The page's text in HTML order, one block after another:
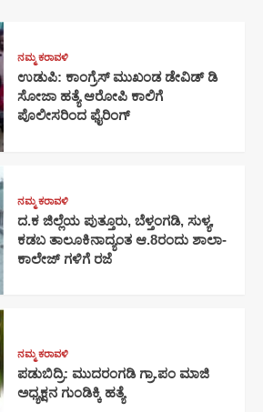
ನಮ್ಮ ಕರಾವಳಿ
ಉಡುಪಿ: ಕಾಂಗ್ರೆಸ್ ಮುಖಂಡ ಡೇವಿಡ್ ಡಿ
ಸೋಜಾ ಹತ್ಯೆ ಆರೋಪಿ ಕಾಲಿಗೆ
ಪೊಲೀಸರಿಂದ ಫೈರಿಂಗ್
ನಮ್ಮ ಕರಾವಳಿ
ದ.ಕ ಜಿಲ್ಲೆಯ ಪುತ್ತೂರು, ಬೆಳ್ತಂಗಡಿ, ಸುಳ್ಯ,
ಕಡಬ ತಾಲೂಕಿನಾದ್ಯಂತ ಆ.8ರಂದು ಶಾಲಾ-
ಕಾಲೇಜ್ ಗಳಿಗೆ ರಜೆ
ನಮ್ಮ ಕರಾವಳಿ
ಪಡುಬಿದ್ರಿ: ಮುದರಂಗಡಿ ಗ್ರಾ.ಪಂ ಮಾಜಿ
ಅಧ್ಯಕ್ಷನ ಗುಂಡಿಕ್ಕಿ ಹತ್ಯೆ